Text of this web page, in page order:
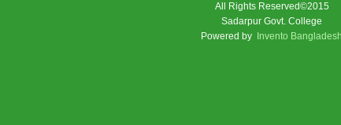
All Rights Reserved©2015
Sadarpur Govt. College
Powered by Invento Bangladesh